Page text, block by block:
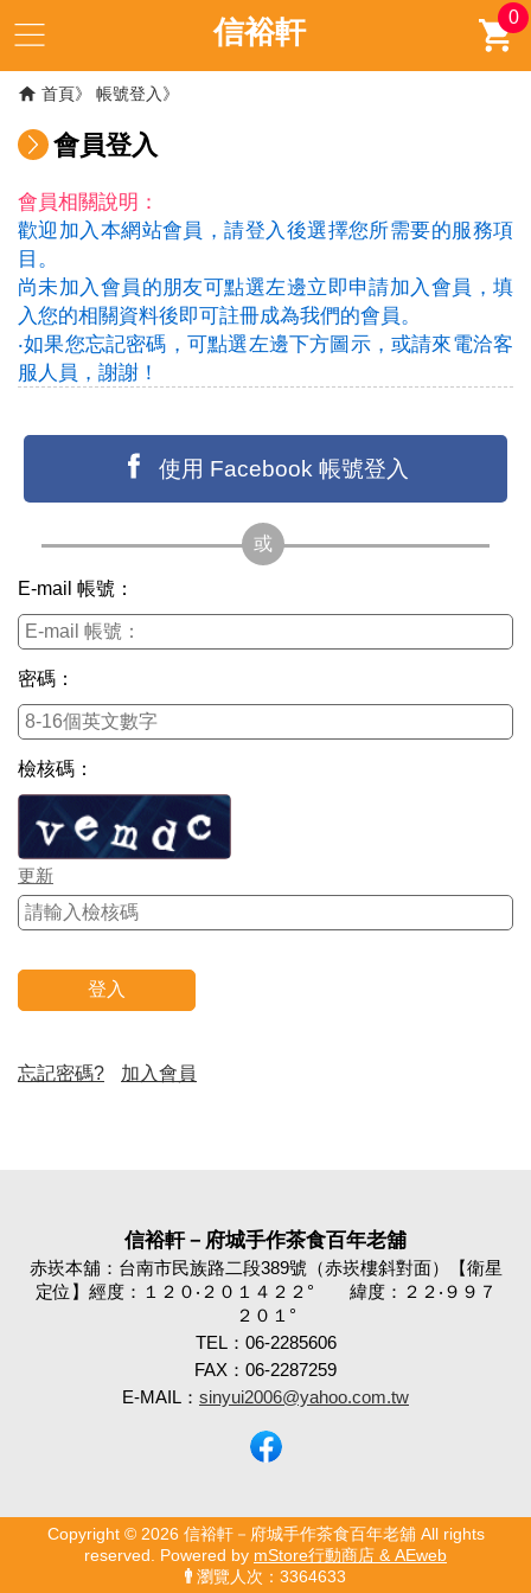
信裕軒 0
首頁 帳號登入
會員登入
會員相關說明：
歡迎加入本網站會員，請登入後選擇您所需要的服務項
目。
尚未加入會員的朋友可點選左邊立即申請加入會員，填
入您的相關資料後即可註冊成為我們的會員。
‧如果您忘記密碼，可點選左邊下方圖示，或請來電洽客
服人員，謝謝！
使用 Facebook 帳號登入
E-mail 帳號：
密碼：
檢核碼：
更新
忘記密碼? 加入會員
信裕軒－府城手作茶食百年老舖
赤崁本舖：台南市民族路二段389號（赤崁樓斜對面）【衛星
定位】經度：１２０‧２０１４２２° 緯度：２２‧９９７
２０１°
TEL：06-2285606
FAX：06-2287259
E-MAIL： sinyui2006@yahoo.com.tw
Copyright © 2026 信裕軒－府城手作茶食百年老舖 All rights
reserved. Powered by mStore行動商店 & AEweb
瀏覽人次：3364633